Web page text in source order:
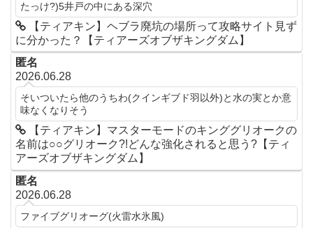
たっけ?)5井戸の中にある深穴
【ティアキン】ヘブラ廃坑の場所って攻略サイト見ず
に分かった？【ティアーズオブザキングダム】
匿名
2026.06.28
そいついたら他のうちわ(クインギブド羽以外)と水の実とか意
味なくなりそう
【ティアキン】マスターモードのキンググリオークの
名前は○○グリオーク?!どんな強化されると思う?【ティ
アーズオブザキングダム】
匿名
2026.06.28
ファイブグリオーグ(火雷水氷風)